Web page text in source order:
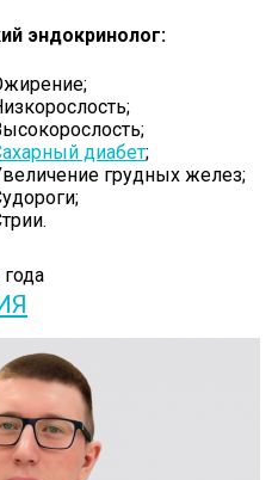
эндокринолог:
диабет;
грудных желез;